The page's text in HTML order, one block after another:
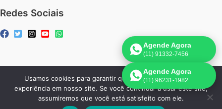
Redes Sociais
Copyright © 2026 Assistência Técnica Ar-Condicionado Carrier |
Criado por:
Página de Venda
Agende Agora
(11) 91332-7456
Agende Agora
(11) 96231-1982
Usamos cookies para garantir que oferecemos a melhor
experiência em nosso site. Se você continuar a usar este site,
assumiremos que você está satisfeito com ele.